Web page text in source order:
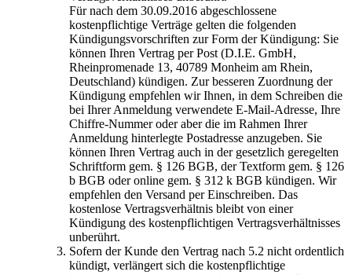
Für nach dem 30.09.2016 abgeschlossene
kostenpflichtige Verträge gelten die folgenden
Kündigungsvorschriften zur Form der Kündigung: Sie
können Ihren Vertrag per Post (D.I.E. GmbH,
Rheinpromenade 13, 40789 Monheim am Rhein,
Deutschland) kündigen. Zur besseren Zuordnung der
Kündigung empfehlen wir Ihnen, in dem Schreiben die
bei Ihrer Anmeldung verwendete E-Mail-Adresse, Ihre
Chiffre-Nummer oder aber die im Rahmen Ihrer
Anmeldung hinterlegte Postadresse anzugeben. Sie
können Ihren Vertrag auch in der gesetzlich geregelten
Schriftform gem. § 126 BGB, der Textform gem. § 126
b BGB oder online gem. § 312 k BGB kündigen. Wir
empfehlen den Versand per Einschreiben. Das
kostenlose Vertragsverhältnis bleibt von einer
Kündigung des kostenpflichtigen Vertragsverhältnisses
unberührt.
Sofern der Kunde den Vertrag nach 5.2 nicht ordentlich
kündigt, verlängert sich die kostenpflichtige